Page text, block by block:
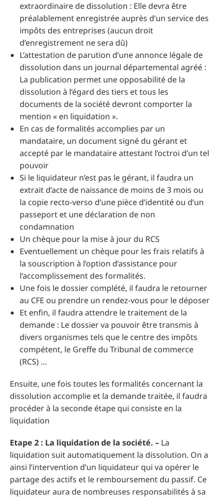
extraordinaire de dissolution : Elle devra être
préalablement enregistrée auprès d’un service des
impôts des entreprises (aucun droit
d’enregistrement ne sera dû)
L’attestation de parution d’une annonce légale de
dissolution dans un journal départemental agréé :
La publication permet une opposabilité de la
dissolution à l’égard des tiers et tous les
documents de la société devront comporter la
mention « en liquidation ».
En cas de formalités accomplies par un
mandataire, un document signé du gérant et
accepté par le mandataire attestant l’octroi d’un tel
pouvoir
Si le liquidateur n’est pas le gérant, il faudra un
extrait d’acte de naissance de moins de 3 mois ou
la copie recto-verso d’une pièce d’identité ou d’un
passeport et une déclaration de non
condamnation
Un chèque pour la mise à jour du RCS
Eventuellement un chèque pour les frais relatifs à
la souscription à l’option d’assistance pour
l’accomplissement des formalités.
Une fois le dossier complété, il faudra le retourner
au CFE ou prendre un rendez-vous pour le déposer
Et enfin, il faudra attendre le traitement de la
demande : Le dossier va pouvoir être transmis à
divers organismes tels que le centre des impôts
compétent, le Greffe du Tribunal de commerce
(RCS) …
Ensuite, une fois toutes les formalités concernant la
dissolution accomplie et la demande traitée, il faudra
procéder à la seconde étape qui consiste en la
liquidation
Etape 2 : La liquidation de la société. – La
liquidation suit automatiquement la dissolution. On a
ainsi l’intervention d’un liquidateur qui va opérer le
partage des actifs et le remboursement du passif. Ce
liquidateur aura de nombreuses responsabilités à sa